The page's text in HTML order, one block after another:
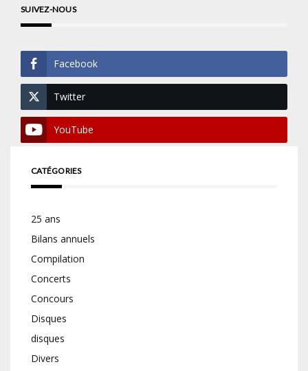
SUIVEZ-NOUS
Facebook
Twitter
YouTube
CATÉGORIES
25 ans
Bilans annuels
Compilation
Concerts
Concours
Disques
disques
Divers